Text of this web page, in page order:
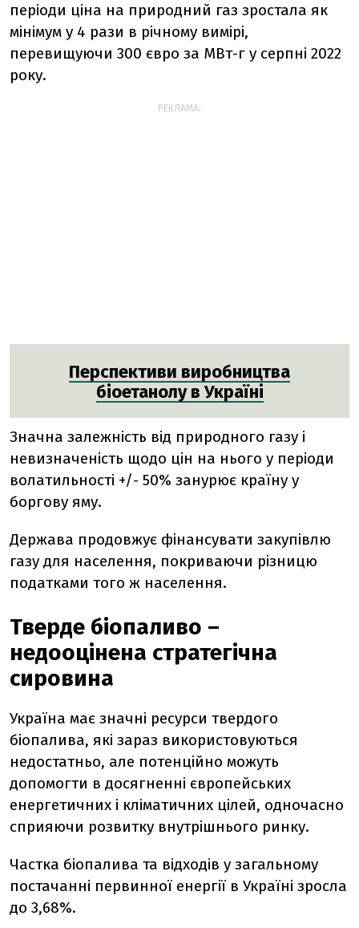
періоди ціна на природний газ зростала як
мінімум у 4 рази в річному вимірі,
перевищуючи 300 євро за МВт-г у серпні 2022
року.
РЕКЛАМА:
Перспективи виробництва
біоетанолу в Україні
Значна залежність від природного газу і
невизначеність щодо цін на нього у періоди
волатильності +/- 50% занурює країну у
боргову яму.
Держава продовжує фінансувати закупівлю
газу для населення, покриваючи різницю
податками того ж населення.
Тверде біопаливо –
недооцінена стратегічна
сировина
Україна має значні ресурси твердого
біопалива, які зараз використовуються
недостатньо, але потенційно можуть
допомогти в досягненні європейських
енергетичних і кліматичних цілей, одночасно
сприяючи розвитку внутрішнього ринку.
Частка біопалива та відходів у загальному
постачанні первинної енергії в Україні зросла
до 3,68%.